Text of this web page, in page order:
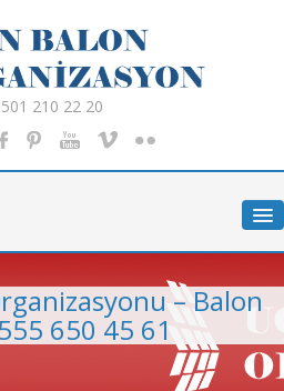
210 22 20
– Balon
650 45 61